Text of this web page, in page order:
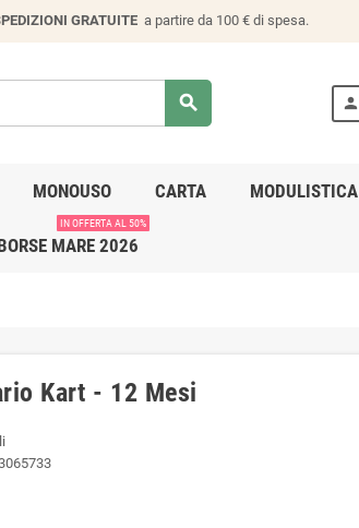
GRATUITE a partire da 100 € di spesa.
search person
MONOUSO CARTA MODULISTICA
MARE 2026
IN OFFERTA AL 50%
Kart - 12 Mesi